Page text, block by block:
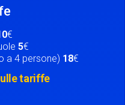
€
5€
a 4 persone) 18€
tariffe